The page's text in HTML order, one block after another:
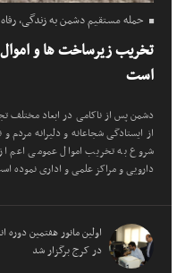
حمله مستقیم دشمن به زندگی،
تخریب زیرساخت ها و
است
دشمن پس از ناکامی در ابعاد مختلف
از ایستادگی شجاعانه و دلیرانه مردم
شروع به تخریب اموال عمومی اعم
دارویی و مراکز علمی و اداری نموده
اولین مانور هفتمین دوره
در کرج برگزار شد